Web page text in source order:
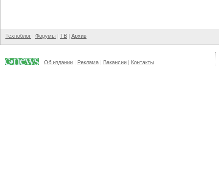
Техноблог | Форумы | ТВ | Архив
Об издании | Реклама | Вакансии | Контакты